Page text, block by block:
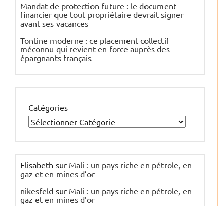
Mandat de protection future : le document
financier que tout propriétaire devrait signer
avant ses vacances
Tontine moderne : ce placement collectif
méconnu qui revient en force auprès des
épargnants français
Catégories
Elisabeth sur Mali : un pays riche en pétrole, en
gaz et en mines d’or
nikesfeld sur Mali : un pays riche en pétrole, en
gaz et en mines d’or